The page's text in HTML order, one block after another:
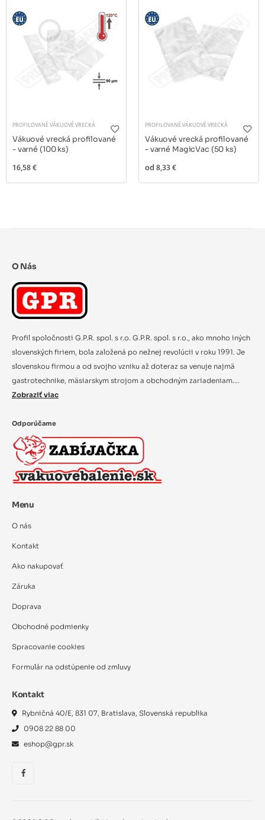
PROFILOVANÉ VÁKUOVÉ VRECKÁ
Vákuové vrecká profilované
- varné (100 ks)
16,58 €
PROFILOVANÉ VÁKUOVÉ VRECKÁ
Vákuové vrecká profilované
- varné MagicVac (50 ks)
od 8,33 €
O Nás
Profil spoločnosti G.P.R. spol. s r.o. G.P.R. spol. s r.o., ako mnoho iných
slovenských firiem, bola založená po nežnej revolúcii v roku 1991. Je
slovenskou firmou a od svojho vzniku až doteraz sa venuje najmä
gastrotechnike, mäsiarskym strojom a obchodným zariadeniam....
Zobraziť viac
Odporúčame
Menu
O nás
Kontakt
Ako nakupovať
Záruka
Doprava
Obchodné podmienky
Spracovanie cookies
Formulár na odstúpenie od zmluvy
Kontakt
Rybničná 40/E, 831 07, Bratislava, Slovenská republika
0908 22 88 00
eshop@gpr.sk